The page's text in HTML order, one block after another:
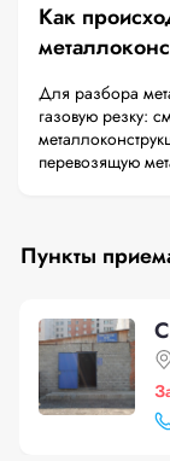
Как
Для разбора
газовую резку:
перевозящую
Пункты